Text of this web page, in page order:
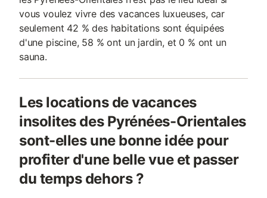
vous voulez vivre des vacances luxueuses, car
seulement 42 % des habitations sont équipées
d'une piscine, 58 % ont un jardin, et 0 % ont un
sauna.
Les locations de vacances
insolites des Pyrénées-Orientales
sont-elles une bonne idée pour
profiter d'une belle vue et passer
du temps dehors ?